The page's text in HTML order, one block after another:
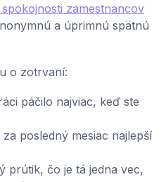
zamestnancov
a úprimnú spätnú
o zotrvaní:
páčilo najviac, keď ste
posledný mesiac najlepší
prútik, čo je tá jedna vec,